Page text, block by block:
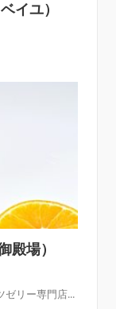
イユ）
殿場）
ゼリー専門店...